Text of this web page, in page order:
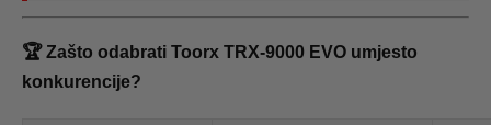
🏆 Zašto odabrati Toorx TRX-9000 EVO umjesto
konkurencije?